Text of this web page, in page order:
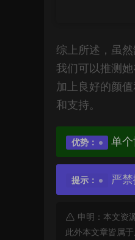
综上所述，虽
我们可以推测
加上良好的颜
和支持。
优势： 单
提示： 严
申明：本文资
此外本文章皆属